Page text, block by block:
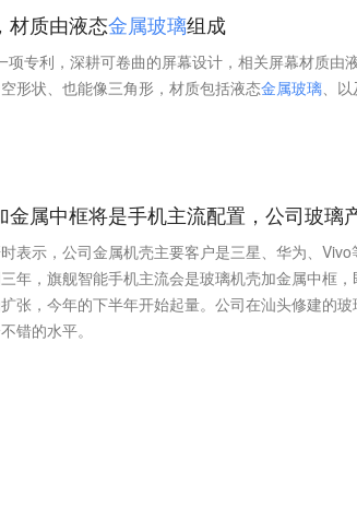
材质由液态金属玻璃组成
项专利，深耕可卷曲的屏幕设计，相关屏幕材质由
形状、也能像三角形，材质包括液态金属玻璃、
金属中框将是手机主流配置，公司玻璃
表示，公司金属机壳主要客户是三星、华为、
年，旗舰智能手机主流会是玻璃机壳加金属中框
张，今年的下半年开始起量。公司在汕头修建的
错的水平。